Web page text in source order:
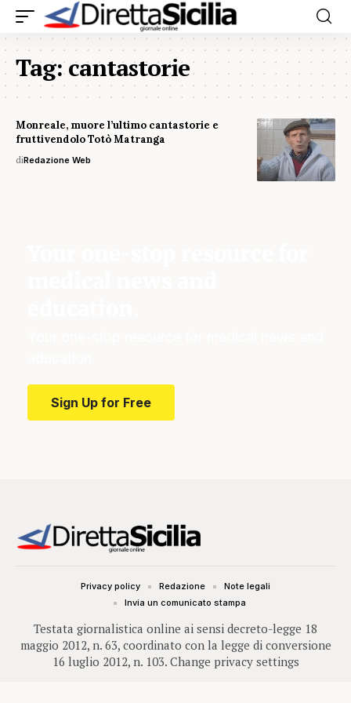
Tag:cantastorie
Monreale, muore l’ultimo cantastorie e
fruttivendolo Totò Matranga
diRedazione Web
Sign Up for Free
Testata giornalistica online ai sensi decreto-legge 18
maggio 2012, n. 63, coordinato con la legge di conversione
16 luglio 2012, n. 103. Change privacy settings
Privacy policy Redazione
Note legali
Invia un comunicato stampa